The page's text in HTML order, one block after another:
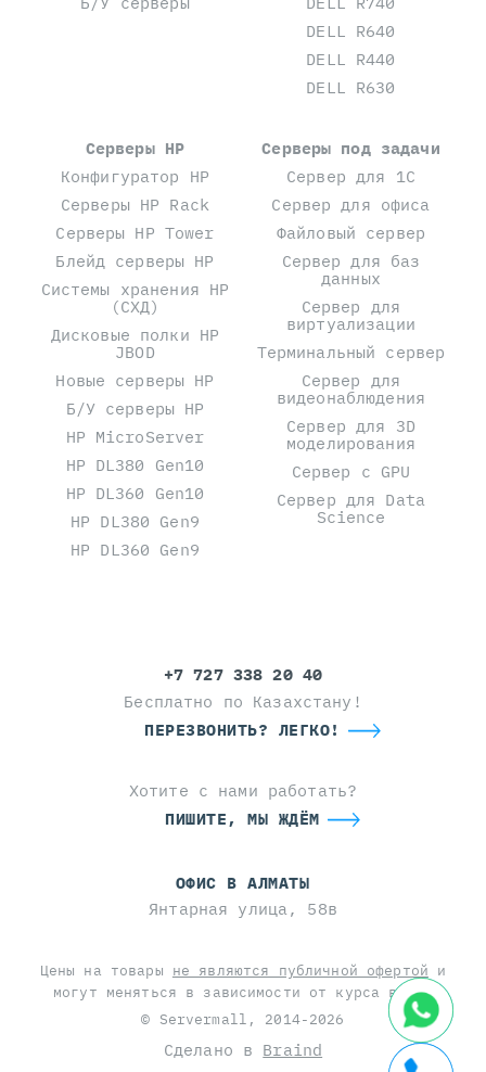
DELL R640
DELL R440
DELL R630
Серверы HP
Конфигуратор HP
Серверы HP Rack
Серверы HP Tower
Блейд серверы HP
Системы хранения HP
(СХД)
Дисковые полки HP
JBOD
Новые серверы HP
Б/У серверы HP
HP MicroServer
HP DL380 Gen10
HP DL360 Gen10
HP DL380 Gen9
HP DL360 Gen9
Серверы под задачи
Сервер для 1С
Сервер для офиса
Файловый сервер
Сервер для баз
данных
Сервер для
виртуализации
Терминальный сервер
Сервер для
видеонаблюдения
Сервер для 3D
моделирования
Сервер с GPU
Сервер для Data
Science
+7 727 338 20 40
Бесплатно по Казахстану!
ПЕРЕЗВОНИТЬ? ЛЕГКО!
Хотите с нами работать?
ПИШИТЕ, МЫ ЖДЁМ
ОФИС В АЛМАТЫ
Янтарная улица, 58в
Цены на товары не являются публичной офертой и
могут меняться в зависимости от курса валют
© Servermall, 2014-2026
Сделано в Braind